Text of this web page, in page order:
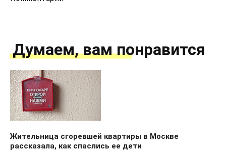
Думаем, вам понравится
Жительница сгоревшей квартиры в Москве
рассказала, как спаслись ее дети